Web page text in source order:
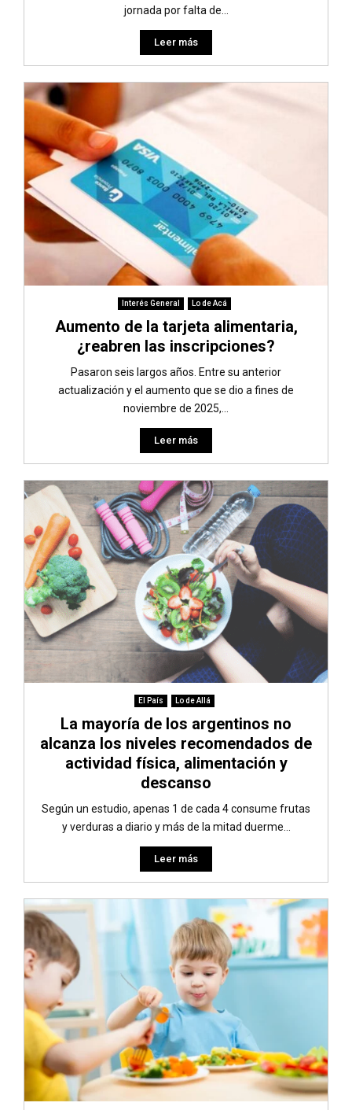
jornada por falta de...
Leer más
Interés General Lo de Acá
Aumento de la tarjeta alimentaria,
¿reabren las inscripciones?
Pasaron seis largos años. Entre su anterior
actualización y el aumento que se dio a fines de
noviembre de 2025,...
Leer más
El País Lo de Allá
La mayoría de los argentinos no
alcanza los niveles recomendados de
actividad física, alimentación y
descanso
Según un estudio, apenas 1 de cada 4 consume frutas
y verduras a diario y más de la mitad duerme...
Leer más